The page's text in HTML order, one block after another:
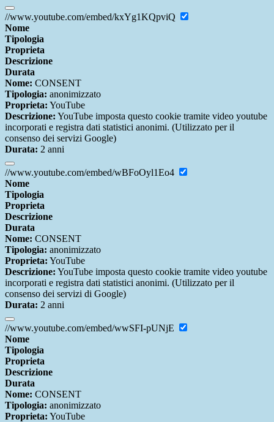
//www.youtube.com/embed/kxYg1KQpviQ
Nome
Tipologia
Proprieta
Descrizione
Durata
Nome: CONSENT
Tipologia: anonimizzato
Proprieta: YouTube
Descrizione: YouTube imposta questo cookie tramite video youtube
incorporati e registra dati statistici anonimi. (Utilizzato per il
consenso dei servizi Google)
Durata: 2 anni
//www.youtube.com/embed/wBFoOyl1Eo4
Nome
Tipologia
Proprieta
Descrizione
Durata
Nome: CONSENT
Tipologia: anonimizzato
Proprieta: YouTube
Descrizione: YouTube imposta questo cookie tramite video youtube
incorporati e registra dati statistici anonimi. (Utilizzato per il
consenso dei servizi di Google)
Durata: 2 anni
//www.youtube.com/embed/wwSFI-pUNjE
Nome
Tipologia
Proprieta
Descrizione
Durata
Nome: CONSENT
Tipologia: anonimizzato
Proprieta: YouTube